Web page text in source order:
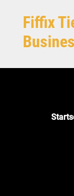
Fiffix